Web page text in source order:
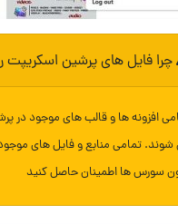
چرا فایل های پرشین اسکریپت
افزونه ها و قالب های موجود در
تمامی منابع و فایل های
سورس ها اطمینان حاصل کنید